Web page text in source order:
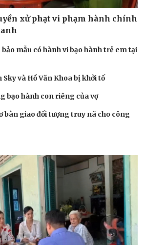
xử phạt vi phạm hành chính
bảo mẫu có hành vi bạo hành trẻ em tại
Sky và Hồ Văn Khoa bị khởi tố
bạo hành con riêng của vợ
bàn giao đối tượng truy nã cho công